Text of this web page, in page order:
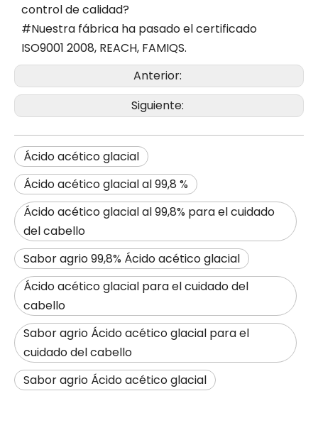
control de calidad?
#Nuestra fábrica ha pasado el certificado
ISO9001 2008, REACH, FAMIQS.
Anterior:
Siguiente:
Ácido acético glacial
Ácido acético glacial al 99,8 %
Ácido acético glacial al 99,8% para el cuidado
del cabello
Sabor agrio 99,8% Ácido acético glacial
Ácido acético glacial para el cuidado del
cabello
Sabor agrio Ácido acético glacial para el
cuidado del cabello
Sabor agrio Ácido acético glacial